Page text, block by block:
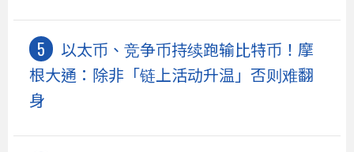
以太币、竞争币持续跑输比特币！摩
根大通：除非「链上活动升温」否则难翻
身